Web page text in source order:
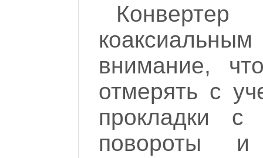
Конвертер
внимание,
отмерять с
прокладки
повороты и